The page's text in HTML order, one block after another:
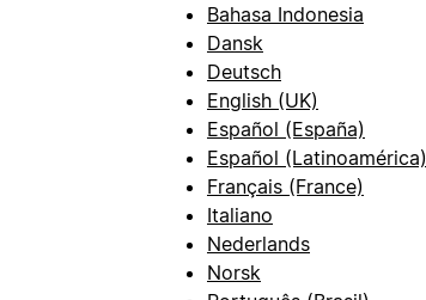
Bahasa Indonesia
Dansk
Deutsch
English (UK)
Español (España)
Español (Latinoamérica)
Français (France)
Italiano
Nederlands
Norsk